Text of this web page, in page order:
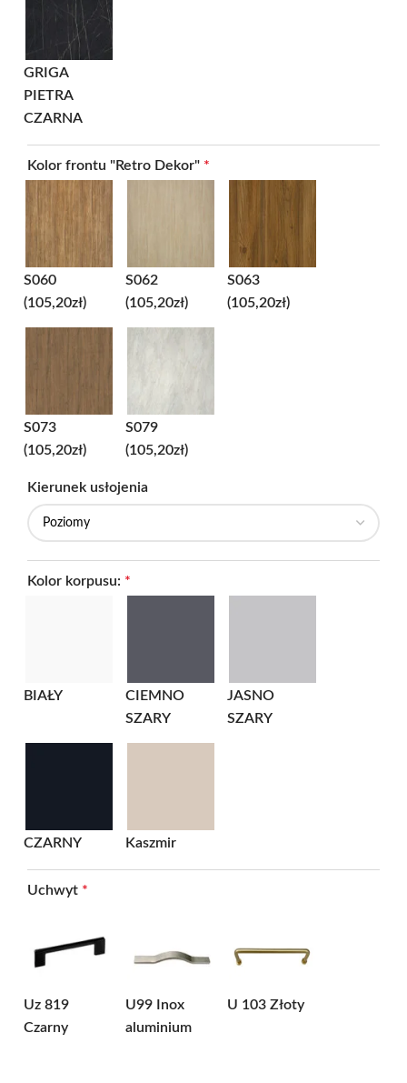
GRIGA
PIETRA
CZARNA
Kolor frontu "Retro Dekor" *
S060
(105,20zł)
S062
(105,20zł)
S063
(105,20zł)
S073
(105,20zł)
S079
(105,20zł)
Kierunek usłojenia
Kolor korpusu: *
BIAŁY
CIEMNO
SZARY
JASNO
SZARY
CZARNY Kaszmir
Uchwyt *
Uz 819
Czarny
U99 Inox
aluminium
U 103 Złoty